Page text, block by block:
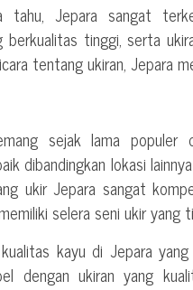
Jepara sangat
tinggi, serta
tentang ukiran, Jepara
sejak lama populer
dibandingkan lokasi
ukir Jepara sangat
selera seni ukir yang
kayu di Jepara
dengan ukiran yang